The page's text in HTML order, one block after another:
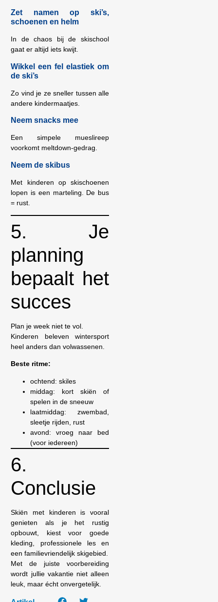
Zet namen op ski’s,
schoenen en helm
In de chaos bij de skischool
gaat er altijd iets kwijt.
Wikkel een fel elastiek om
de ski’s
Zo vind je ze sneller tussen alle
andere kindermaatjes.
Neem snacks mee
Een simpele mueslireep
voorkomt meltdown-gedrag.
Neem de skibus
Met kinderen op skischoenen
lopen is een marteling. De bus
= rust.
5. Je
planning
bepaalt het
succes
Plan je week niet te vol.
Kinderen beleven wintersport
heel anders dan volwassenen.
Beste ritme:
ochtend: skiles
middag: kort skiën of
spelen in de sneeuw
laatmiddag: zwembad,
sleetje rijden, rust
avond: vroeg naar bed
(voor iedereen)
6.
Conclusie
Skiën met kinderen is vooral
genieten als je het rustig
opbouwt, kiest voor goede
kleding, professionele les en
een familievriendelijk skigebied.
Met de juiste voorbereiding
wordt jullie vakantie niet alleen
leuk, maar écht onvergetelijk.